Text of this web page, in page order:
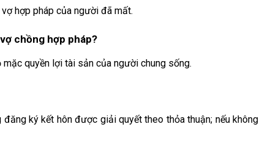
hợp pháp của người đã mất.
chồng hợp pháp?
quyền lợi tài sản của người chung sống.
ký kết hôn được giải quyết theo thỏa thuận; nếu không